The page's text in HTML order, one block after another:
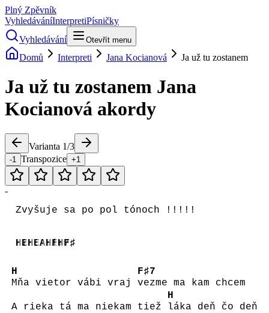
Plný Zpěvník
VyhledáváníInterpretiPísničky
Vyhledávání
Otevřít menu
Domů Interpreti Jana Kocianová Ja už tu zostanem
Ja už tu zostanem Jana
Kocianová akordy
Varianta 1/3
-1 Transpozice +1
-
Zvyšuje sa po pol tónoch !!!!!
H7
EHE♭A♭i
HF♯7
HF♯
H
Mňa vietor vábi vraj
F♯7
vezme ma kam chcem
A rieka tá ma niekam tiež
H
láka deň čo deň